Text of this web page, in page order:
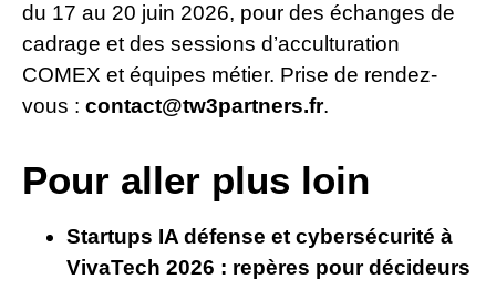
du 17 au 20 juin 2026, pour des échanges de
cadrage et des sessions d’acculturation
COMEX et équipes métier. Prise de rendez-
vous : contact@tw3partners.fr.
Pour aller plus loin
Startups IA défense et cybersécurité à
VivaTech 2026 : repères pour décideurs